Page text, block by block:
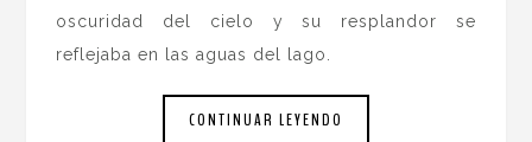
oscuridad del cielo y su resplandor se
reflejaba en las aguas del lago.
CONTINUAR LEYENDO